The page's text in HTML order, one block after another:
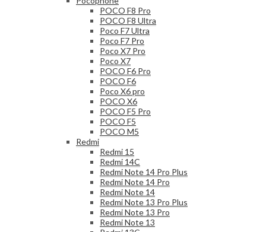
POCO F8 Pro
POCO F8 Ultra
Poco F7 Ultra
Poco F7 Pro
Poco X7 Pro
Poco X7
POCO F6 Pro
POCO F6
Poco X6 pro
POCO X6
POCO F5 Pro
POCO F5
POCO M5
Redmi
Redmi 15
Redmi 14C
Redmi Note 14 Pro Plus
Redmi Note 14 Pro
Redmi Note 14
Redmi Note 13 Pro Plus
Redmi Note 13 Pro
Redmi Note 13